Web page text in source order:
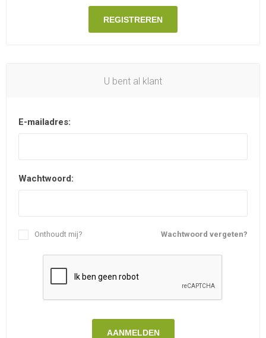
REGISTREREN
U bent al klant
E-mailadres:
Wachtwoord:
Wachtwoord vergeten?
Onthoudt mij?
AANMELDEN